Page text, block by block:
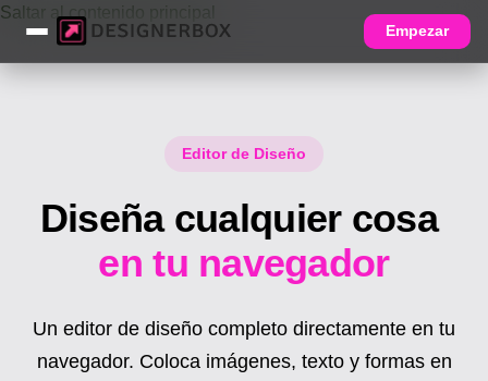
Saltar al contenido principal
Empezar
Editor de Diseño
Diseña cualquier cosa
en tu navegador
Un editor de diseño completo directamente en tu
navegador. Coloca imágenes, texto y formas en